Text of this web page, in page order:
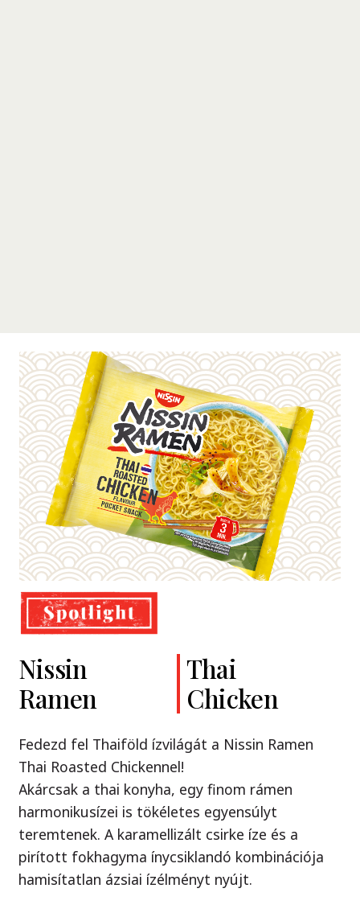
Cup Noodles
Soba
Classic
Örök klasszikus, új köntösben!
Ellenállhatatlan yakisoba tészta ízletes szója
szósszal, ami egy autentikus japán street food.
Próbáld ki Te is - mintha egy valódi ázsiai piacon
járnál, ahol a wok sercegését hallod minden
sarkon.
Nissin
Ramen
Thai
Chicken
Fedezd fel Thaiföld ízvilágát a Nissin Ramen
Thai Roasted Chickennel!
Akárcsak a thai konyha, egy finom rámen
harmonikusízei is tökéletes egyensúlyt
teremtenek. A karamellizált csirke íze és a
pirított fokhagyma ínycsiklandó kombinációja
hamisítatlan ázsiai ízélményt nyújt.